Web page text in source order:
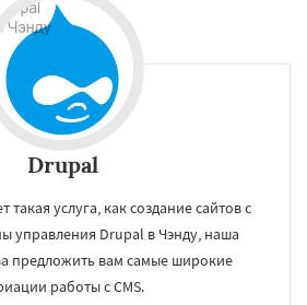
Тегеран
Шэньян
Дакка
Нинбо
Чунцин
Ченнаи Рияд
Сучжоу Сурат
Янгон
Drupal
такая услуга, как создание сайтов с
управления Drupal в Чэнду, наша
предложить вам самые широкие
работы с CMS.
на обработку персональных данных